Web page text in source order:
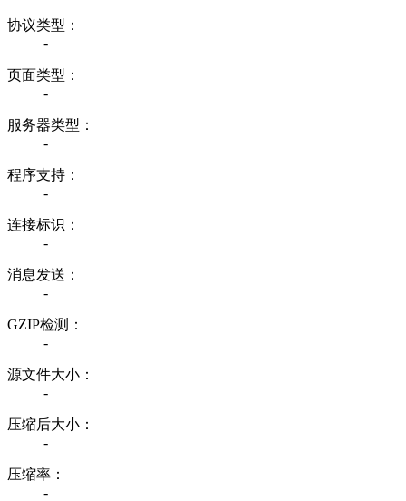
协议类型：
-
页面类型：
-
服务器类型：
-
程序支持：
-
连接标识：
-
消息发送：
-
GZIP检测：
-
源文件大小：
-
压缩后大小：
-
压缩率：
-